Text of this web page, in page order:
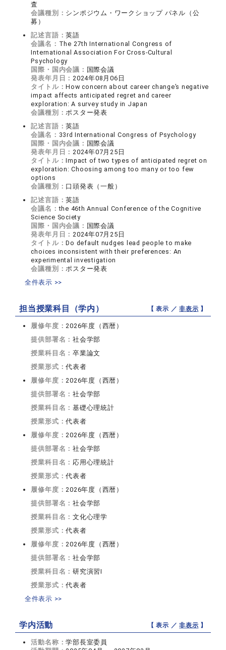
査
会議種別： シンポジウム・ワークショップ パネル（公
募）
記述言語：英語
会議名： The 27th International Congress of
International Association For Cross-Cultural
Psychology
国際・国内会議： 国際会議
発表年月日：2024年08月06日
タイトル：How concern about career change’s negative
impact affects anticipated regret and career
exploration: A survey study in Japan
会議種別：ポスター発表
記述言語：英語
会議名： 33rd International Congress of Psychology
国際・国内会議： 国際会議
発表年月日：2024年07月25日
タイトル：Impact of two types of anticipated regret on
exploration: Choosing among too many or too few
options
会議種別： 口頭発表（一般）
記述言語：英語
会議名：the 46th Annual Conference of the Cognitive
Science Society
国際・国内会議： 国際会議
発表年月日：2024年07月25日
タイトル：Do default nudges lead people to make
choices inconsistent with their preferences: An
experimental investigation
会議種別：ポスター発表
全件表示 >>
担当授業科目（学内） 【 表示 ／非表示 】
履修年度：2026年度（西暦）
提供部署名：社会学部
授業科目名：卒業論文
授業形式：代表者
履修年度：2026年度（西暦）
提供部署名：社会学部
授業科目名：基礎心理統計
授業形式：代表者
履修年度：2026年度（西暦）
提供部署名：社会学部
授業科目名： 応用心理統計
授業形式：代表者
履修年度：2026年度（西暦）
提供部署名：社会学部
授業科目名：文化心理学
授業形式：代表者
履修年度：2026年度（西暦）
提供部署名：社会学部
授業科目名：研究演習I
授業形式：代表者
全件表示 >>
学内活動 【 表示 ／非表示 】
活動名称：学部長室委員